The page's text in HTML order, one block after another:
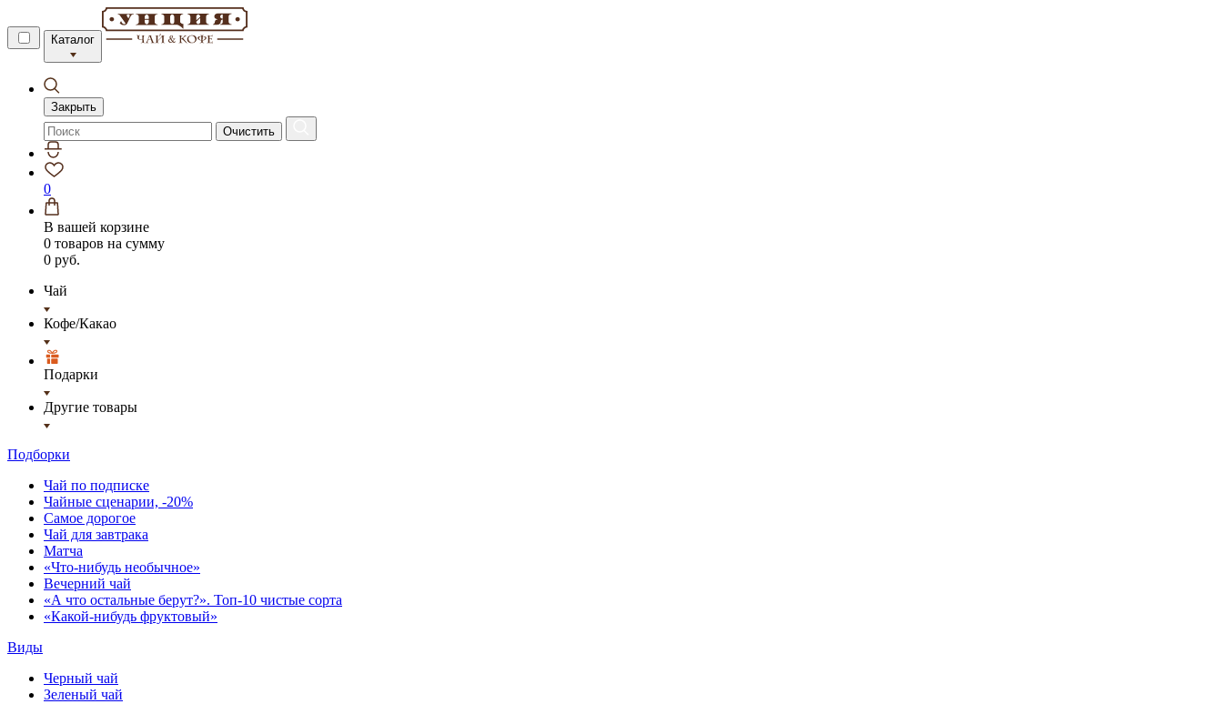
Каталог
Закрыть
Очистить
0
В вашей корзине
0 товаров на сумму
0 руб.
Чай
Кофе/Какао
Подарки
Другие товары
Подборки
Чай по подписке
Чайные сценарии, -20%
Самое дорогое
Чай для завтрака
Матча
«Что-нибудь необычное»
Вечерний чай
«А что остальные берут?». Топ-10 чистые сорта
«Какой-нибудь фруктовый»
Виды
Черный чай
Зеленый чай